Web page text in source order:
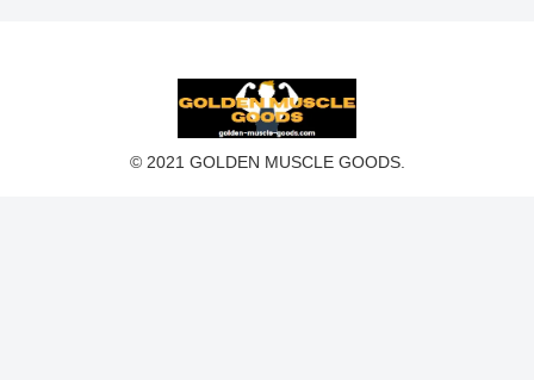
© 2021 GOLDEN MUSCLE GOODS.